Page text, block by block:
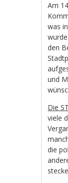
Am
was
den
und
Die
viele
die